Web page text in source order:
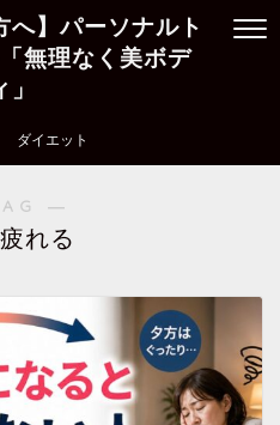
へ】パーソナルト
無理なく美ボデ
」
ダイエット
―
れる